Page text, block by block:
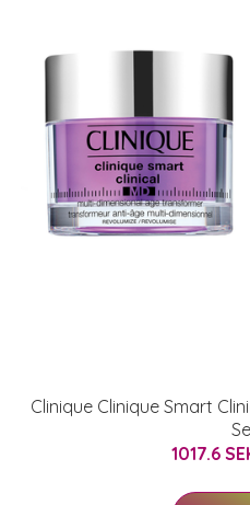
Clinique Clinique Smart
1017.6